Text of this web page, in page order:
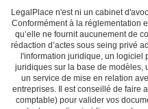
LegalPlace n'est ni un cabinet
Conformément à la réglementation
qu’elle ne fournit aucunement de
rédaction d’actes sous seing privé
l'information juridique, un logiciel
juridiques sur la base de modèles,
un service de mise en relation
entreprises. Il est conseillé de faire
comptable) pour valider vos